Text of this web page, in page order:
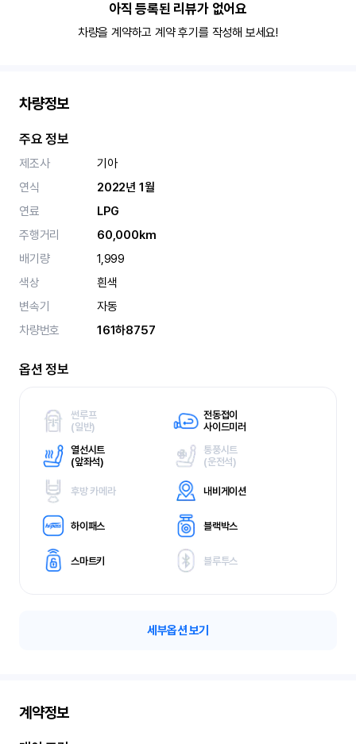
아직 등록된 리뷰가 없어요
차량을 계약하고 계약 후기를 작성해 보세요!
차량정보
주요 정보
제조사
기아
연식
2022년 1월
연료
LPG
주행거리
60,000km
배기량
1,999
색상
흰색
변속기
자동
차량번호
161하8757
옵션 정보
썬루프
(일반)
전동접이
사이드미러
열선시트
(앞좌석)
통풍시트
(운전석)
후방 카메라 내비게이션
하이패스 블랙박스
스마트키 블루투스
세부옵션 보기
계약정보